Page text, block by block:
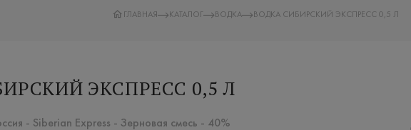
ГЛАВНАЯ КАТАЛОГ ВОДКА ВОДКА СИБИРСКИЙ ЭКСПРЕСС 0,5 Л
ЭКСПРЕСС 0,5 Л
- Siberian Express - Зерновая смесь - 40%